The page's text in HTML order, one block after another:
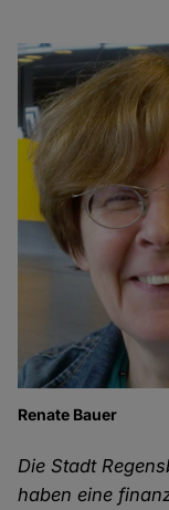
Renate Bauer
Die Stadt
haben eine